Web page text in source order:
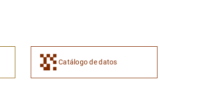
Catálogo de datos